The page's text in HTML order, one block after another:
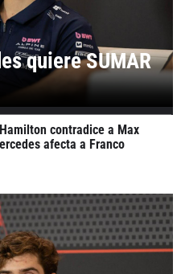
quiere SUMAR
contradice a Max
afecta a Franco